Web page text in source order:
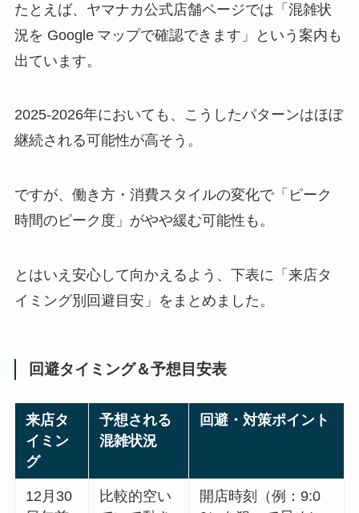
たとえば、ヤマナカ公式店舗ページでは「混雑状
況を Google マップで確認できます」という案内も
出ています。
2025‑2026年においても、こうしたパターンはほぼ
継続される可能性が高そう。
ですが、働き方・消費スタイルの変化で「ピーク
時間のピーク度」がやや緩む可能性も。
とはいえ安心して向かえるよう、下表に「来店タ
イミング別回避目安」をまとめました。
回避タイミング＆予想目安表
来店タ
イミン
グ
予想される
混雑状況
回避・対策ポイント
12月30
比較的空い
開店時刻（例：9:0